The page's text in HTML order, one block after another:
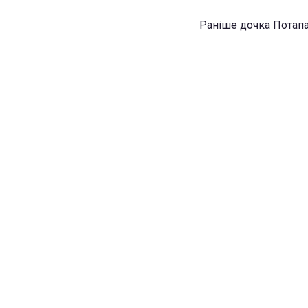
Раніше дочка Потапа